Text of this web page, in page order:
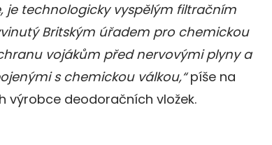
je technologicky vyspělým filtračním
Britským úřadem pro chemickou
vojákům před nervovými plyny a
s chemickou válkou,“píše na
výrobce deodoračních vložek.